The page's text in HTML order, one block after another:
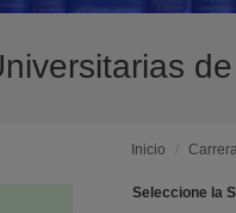
Inicio /
Seleccione la